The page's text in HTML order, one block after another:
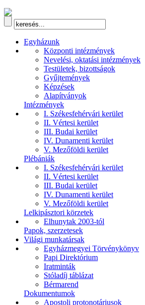
Egyházunk
Központi intézmények
Nevelési, oktatási intézmények
Testületek, bizottságok
Gyűjtemények
Képzések
Alapítványok
Intézmények
I. Székesfehérvári kerület
II. Vértesi kerület
III. Budai kerület
IV. Dunamenti kerület
V. Mezőföldi kerület
Plébániák
I. Székesfehérvári kerület
II. Vértesi kerület
III. Budai kerület
IV. Dunamenti kerület
V. Mezőföldi kerület
Lelkipásztori körzetek
Elhunytak 2003-tól
Papok, szerzetesek
Világi munkatársak
Egyházmegyei Törvénykönyv
Papi Direktórium
Iratminták
Stóladíj táblázat
Bérmarend
Dokumentumok
Apostoli protonotáriusok